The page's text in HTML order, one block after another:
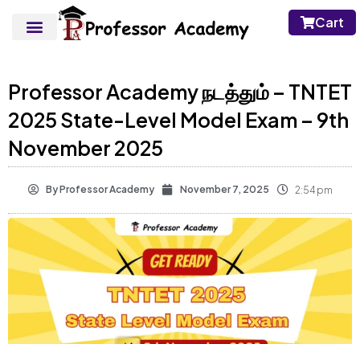
Cart
Professor Academy நடத்தும் – TNTET
2025 State-Level Model Exam – 9th
November 2025
ByProfessor Academy November 7, 2025 2:54 pm